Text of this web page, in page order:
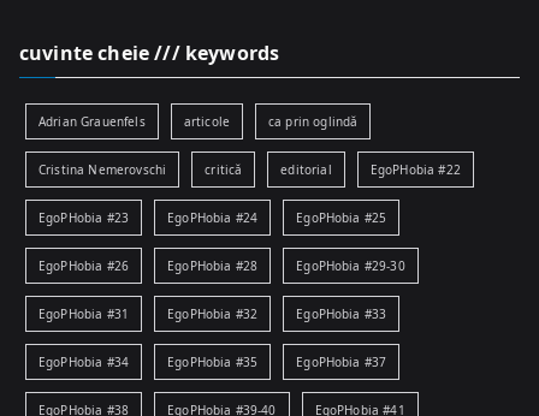
cuvinte cheie /// keywords
Adrian Grauenfels articole ca prin oglindă
Cristina Nemerovschi critică editorial EgoPHobia #22
EgoPHobia #23 EgoPHobia #24 EgoPHobia #25
EgoPHobia #26 EgoPHobia #28 EgoPHobia #29-30
EgoPHobia #31 EgoPHobia #32 EgoPHobia #33
EgoPHobia #34 EgoPHobia #35 EgoPHobia #37
EgoPHobia #38 EgoPHobia #39-40 EgoPHobia #41